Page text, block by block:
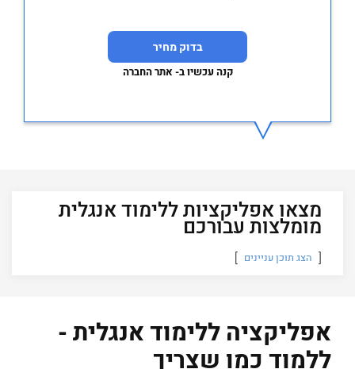
בדוק מחיר
קנה עכשיו ב- אתר החברה
מצאו אפליקציות ללימוד אנגלית
מומלצות עבורכם
הצג תוכן עניינים
אפליקציה ללימוד אנגלית -
ללמוד כמו שצריך